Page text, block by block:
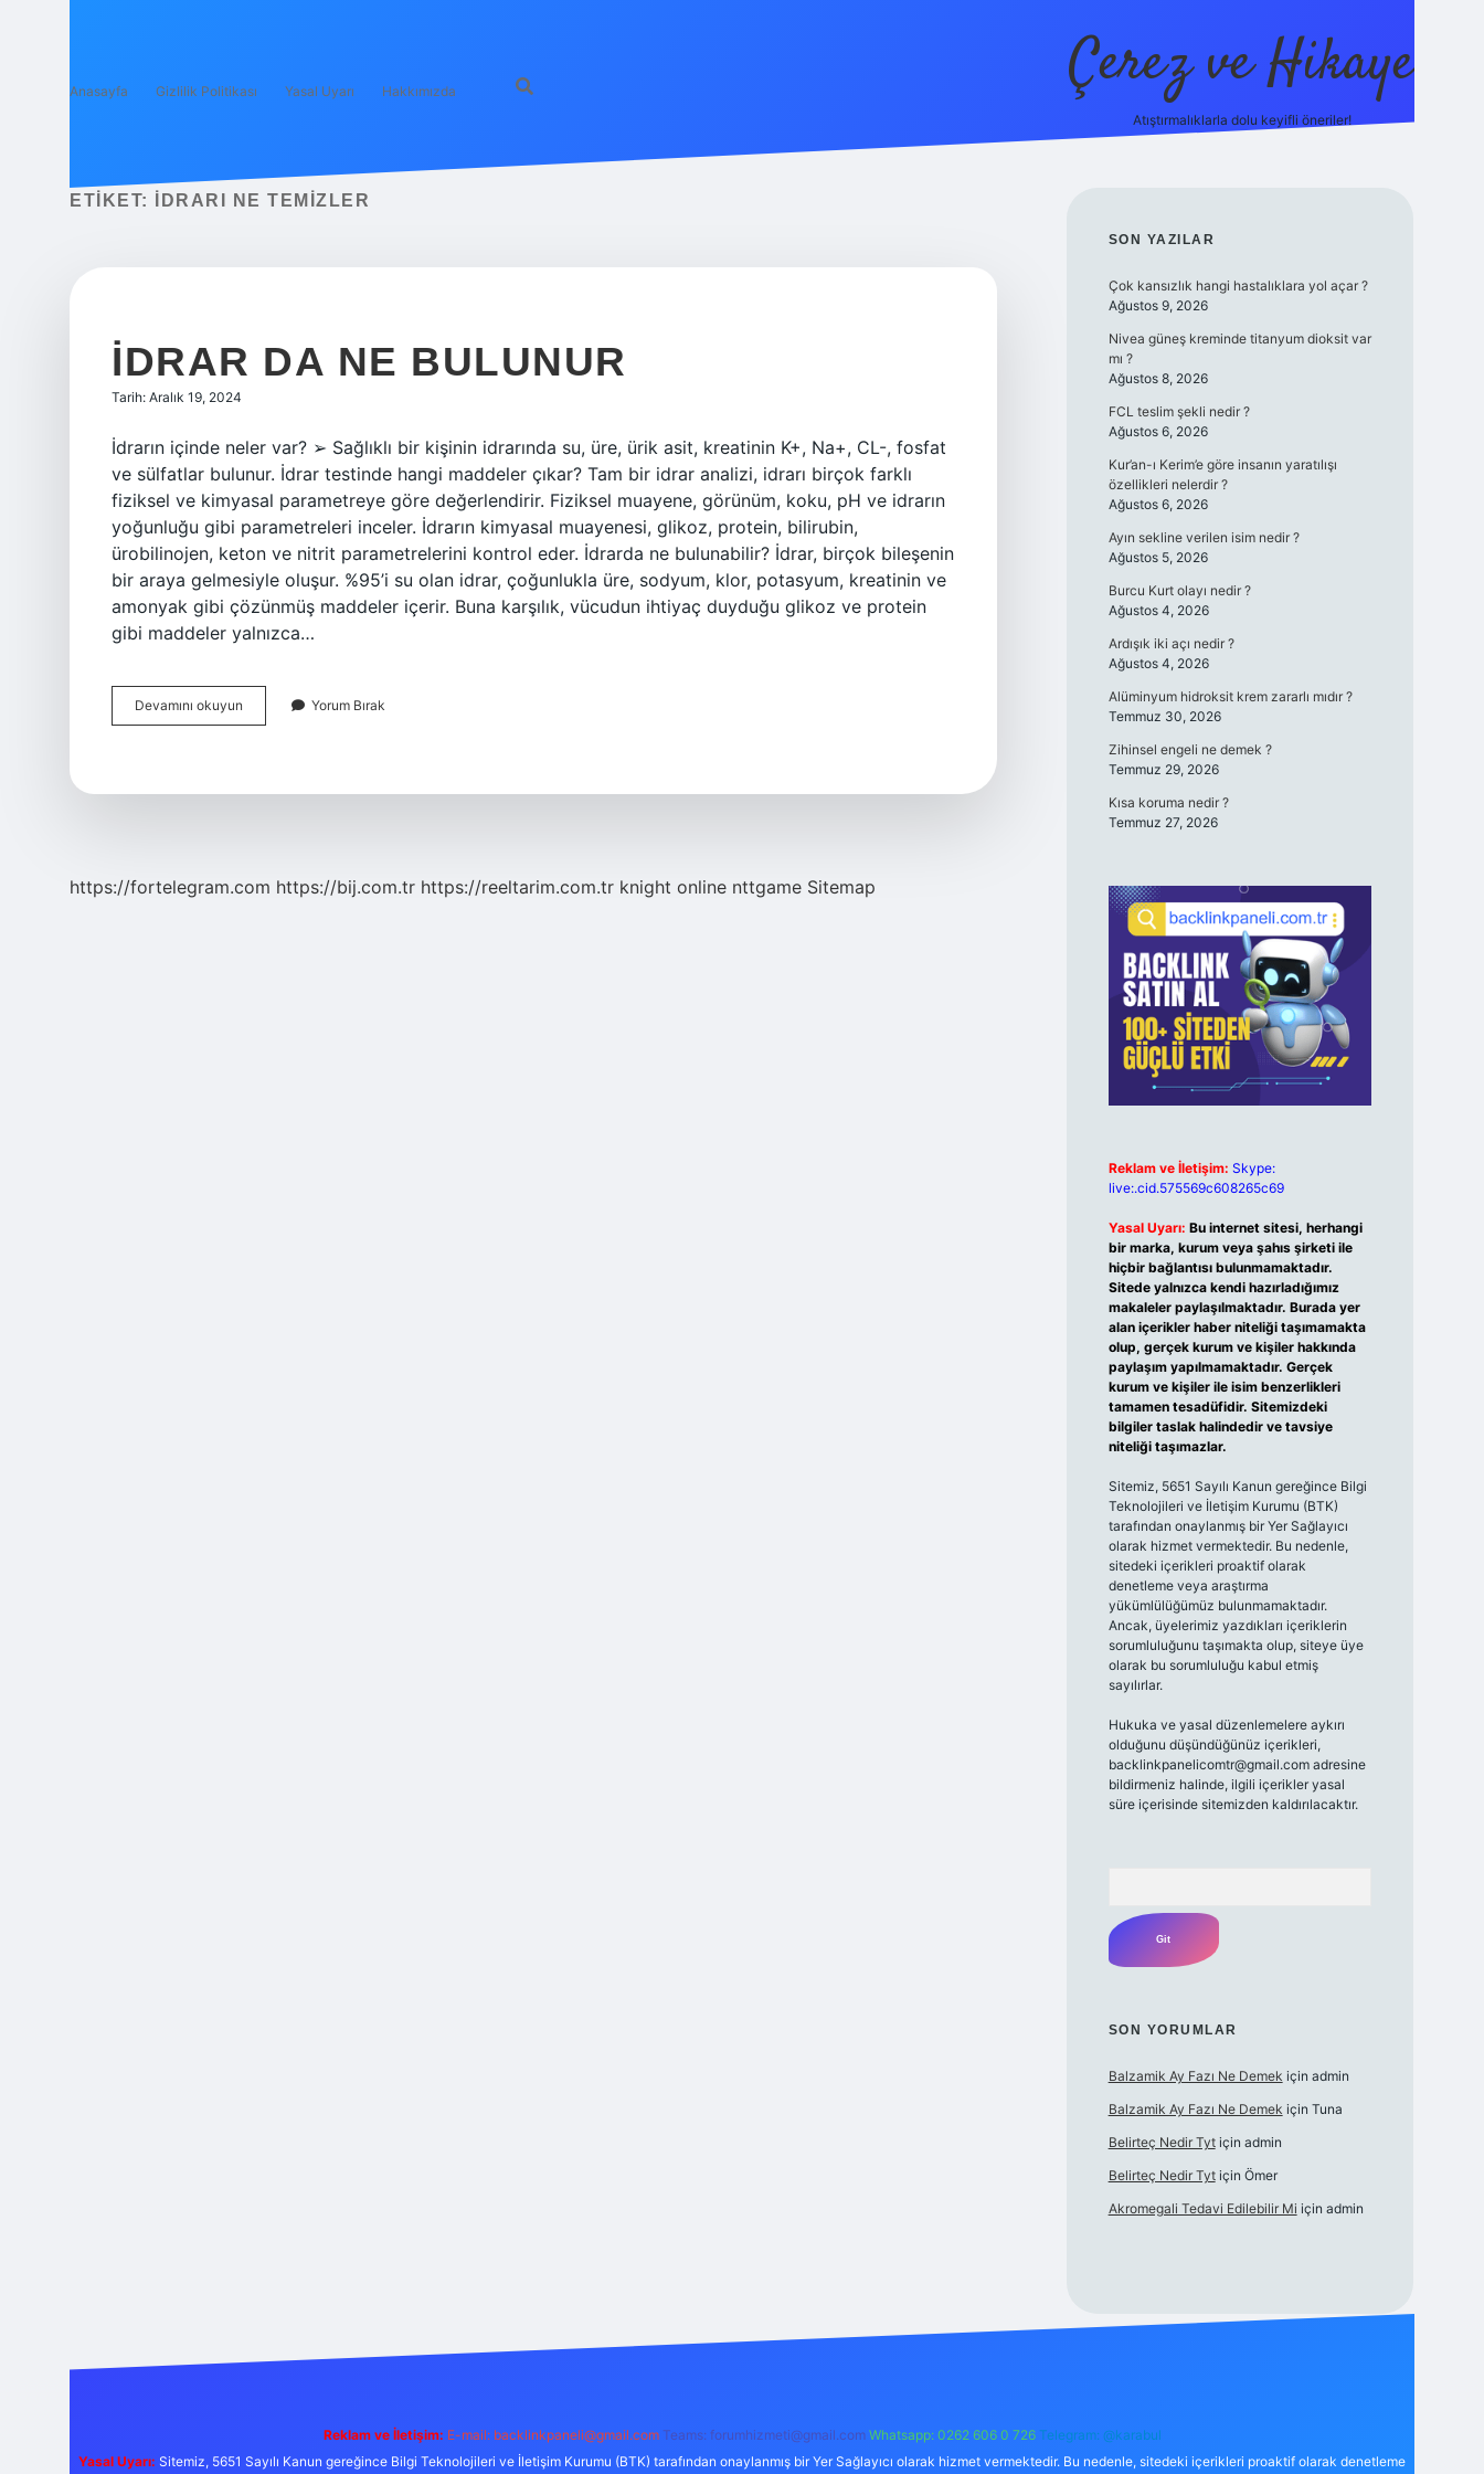
Anasayfa Gizlilik Politikası Yasal Uyarı Hakkımızda Çerez ve Hikaye
Atıştırmalıklarla dolu keyifli öneriler!
ETIKET: İDRARI NE TEMIZLER
İDRAR DA NE BULUNUR
Tarih: Aralık 19, 2024
İdrarın içinde neler var? ➢ Sağlıklı bir kişinin idrarında su, üre, ürik asit, kreatinin K+, Na+, CL-, fosfat
ve sülfatlar bulunur. İdrar testinde hangi maddeler çıkar? Tam bir idrar analizi, idrarı birçok farklı
fiziksel ve kimyasal parametreye göre değerlendirir. Fiziksel muayene, görünüm, koku, pH ve idrarın
yoğunluğu gibi parametreleri inceler. İdrarın kimyasal muayenesi, glikoz, protein, bilirubin,
ürobilinojen, keton ve nitrit parametrelerini kontrol eder. İdrarda ne bulunabilir? İdrar, birçok bileşenin
bir araya gelmesiyle oluşur. %95’i su olan idrar, çoğunlukla üre, sodyum, klor, potasyum, kreatinin ve
amonyak gibi çözünmüş maddeler içerir. Buna karşılık, vücudun ihtiyaç duyduğu glikoz ve protein
gibi maddeler yalnızca…
Devamını okuyun
Da
Yorum Bırak
https://fortelegram.com https://bij.com.tr https://reeltarim.com.tr knight online nttgame Sitemap
SIDEBAR
SON YAZILAR
Çok kansızlık hangi hastalıklara yol açar ?
Ağustos 9, 2026
Nivea güneş kreminde titanyum dioksit var
mı ?
Ağustos 8, 2026
FCL teslim şekli nedir ?
Ağustos 6, 2026
Kur’an-ı Kerim’e göre insanın yaratılışı
özellikleri nelerdir ?
Ağustos 6, 2026
Ayın sekline verilen isim nedir ?
Ağustos 5, 2026
Burcu Kurt olayı nedir ?
Ağustos 4, 2026
Ardışık iki açı nedir ?
Ağustos 4, 2026
Alüminyum hidroksit krem zararlı mıdır ?
Temmuz 30, 2026
Zihinsel engeli ne demek ?
Temmuz 29, 2026
Kısa koruma nedir ?
Temmuz 27, 2026
Reklam ve İletişim: Skype:
live:.cid.575569c608265c69
Yasal Uyarı: Bu internet sitesi, herhangi
bir marka, kurum veya şahıs şirketi ile
hiçbir bağlantısı bulunmamaktadır.
Sitede yalnızca kendi hazırladığımız
makaleler paylaşılmaktadır. Burada yer
alan içerikler haber niteliği taşımamakta
olup, gerçek kurum ve kişiler hakkında
paylaşım yapılmamaktadır. Gerçek
kurum ve kişiler ile isim benzerlikleri
tamamen tesadüfidir. Sitemizdeki
bilgiler taslak halindedir ve tavsiye
niteliği taşımazlar.
Sitemiz, 5651 Sayılı Kanun gereğince Bilgi
Teknolojileri ve İletişim Kurumu (BTK)
tarafından onaylanmış bir Yer Sağlayıcı
olarak hizmet vermektedir. Bu nedenle,
sitedeki içerikleri proaktif olarak
denetleme veya araştırma
yükümlülüğümüz bulunmamaktadır.
Ancak, üyelerimiz yazdıkları içeriklerin
sorumluluğunu taşımakta olup, siteye üye
olarak bu sorumluluğu kabul etmiş
sayılırlar.
Hukuka ve yasal düzenlemelere aykırı
olduğunu düşündüğünüz içerikleri,
backlinkpanelicomtr@gmail.comadresine
bildirmeniz halinde, ilgili içerikler yasal
süre içerisinde sitemizden kaldırılacaktır.
SON YORUMLAR
Balzamik Ay Fazı Ne Demek için admin
Balzamik Ay Fazı Ne Demek için Tuna
Belirteç Nedir Tytiçin admin
Belirteç Nedir Tytiçin Ömer
Akromegali Tedavi Edilebilir Mi için admin
Reklam ve İletişim: E-mail: backlinkpaneli@gmail.com Teams: forumhizmeti@gmail.com Whatsapp: 0262 606 0 726 Telegram: @karabul
Yasal Uyarı: Sitemiz, 5651 Sayılı Kanun gereğince Bilgi Teknolojileri ve İletişim Kurumu (BTK) tarafından onaylanmış bir Yer Sağlayıcı olarak hizmet vermektedir. Bu nedenle, sitedeki içerikleri proaktif olarak denetleme